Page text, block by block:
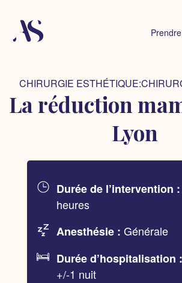
content
CHIRURGIE
La réduction
Lyon
Durée de l’intervention :
heures
Anesthésie : Générale
Durée d’hospitalisation :
+/-1 nuit